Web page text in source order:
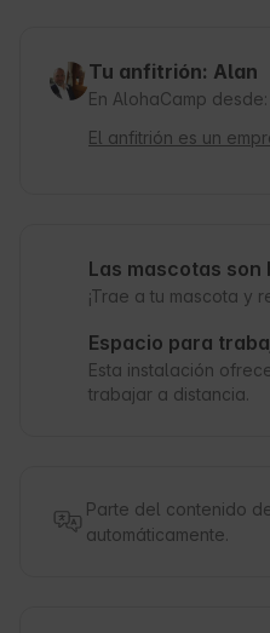
Tu anfitrión: Alan
En AlohaCamp
El anfitrión es un
Las mascotas son
¡Trae a tu mascota y
Espacio para
Esta instalación
trabajar a distancia.
Parte del contenido
automáticamente.